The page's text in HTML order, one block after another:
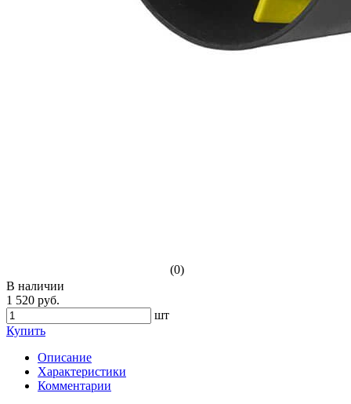
(0)
В наличии
1 520 руб.
шт
Купить
Описание
Характеристики
Комментарии